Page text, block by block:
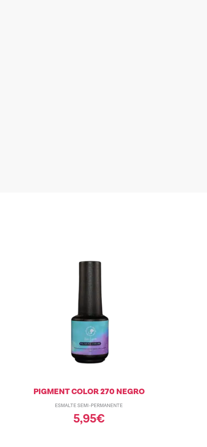
PIGMENT COLOR 270 NEGRO
ESMALTE SEMI-PERMANENTE
5,95€